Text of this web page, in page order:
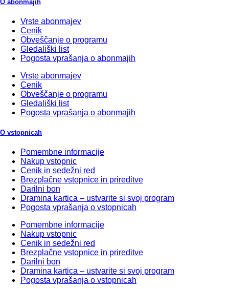
O abonmajih
Vrste abonmajev
Cenik
Obveščanje o programu
Gledališki list
Pogosta vprašanja o abonmajih
Vrste abonmajev
Cenik
Obveščanje o programu
Gledališki list
Pogosta vprašanja o abonmajih
O vstopnicah
Pomembne informacije
Nakup vstopnic
Cenik in sedežni red
Brezplačne vstopnice in prireditve
Darilni bon
Dramina kartica – ustvarite si svoj program
Pogosta vprašanja o vstopnicah
Pomembne informacije
Nakup vstopnic
Cenik in sedežni red
Brezplačne vstopnice in prireditve
Darilni bon
Dramina kartica – ustvarite si svoj program
Pogosta vprašanja o vstopnicah